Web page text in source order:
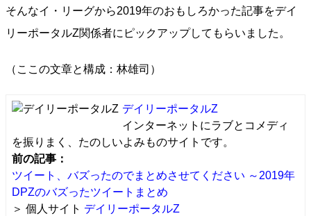
そんなイ・リーグから2019年のおもしろかった記事をデイ
リーポータルZ関係者にピックアップしてもらいました。
（ここの文章と構成：林雄司）
デイリーポータルZ
インターネットにラブとコメディ
を振りまく、たのしいよみものサイトです。
前の記事：
ツイート、バズったのでまとめさせてください ～2019年
DPZのバズったツイートまとめ
＞ 個人サイト デイリーポータルZ